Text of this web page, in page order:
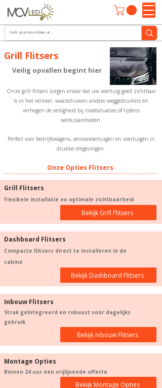
Grill Flitsers
Veilig opvallen begint hier
Onze grill flitsers zorgen ervoor dat uw voertuig goed zichtbaar
is in het verkeer, waarschuwen andere weggebruikers en
verhogen de veiligheid bij noodsituaties of tijdens
werkzaamheden.
Perfect voor bedrijfswagens, servicevoertuigen en voertuigen in
drukke omgevingen.
Onze Opties Flitsers
Grill Flitsers
Flexibele installatie en optimale zichtbaarheid​
Bekijk Grill Flitsers
Dashboard Flitsers
Compacte flitsers direct te installeren in de
cabine
Bekijk Dashboard Flitsers
Inbouw Flitsers
Strak geïntegreerd en robuust voor dagelijks
gebruik
Bekijk Inbouw Flitsers
Montage Opties
Binnen 24 uur een vrijlijvende offerte
Bekijk Montage Opties